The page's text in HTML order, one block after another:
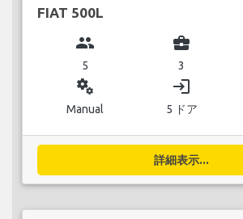
FIAT 500L
group
5
business_center
3
miscellaneous_services
Manual
login
5 ドア
詳細表示...